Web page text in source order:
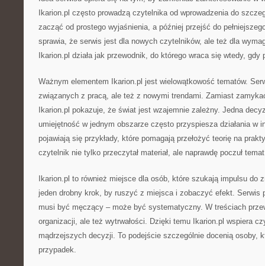
Ikarion.pl często prowadzą czytelnika od wprowadzenia do
zacząć od prostego wyjaśnienia, a później przejść do
sprawia, że serwis jest dla nowych czytelników, ale też dla
Ikarion.pl działa jak przewodnik, do którego wraca się wtedy, gdy
Ważnym elementem Ikarion.pl jest wielowątkowość tematów.
związanych z pracą, ale też z nowymi trendami. Zamiast
Ikarion.pl pokazuje, że świat jest wzajemnie zależny. Jedna
umiejętność w jednym obszarze często przyspiesza działania w
pojawiają się przykłady, które pomagają przełożyć teorię na
czytelnik nie tylko przeczytał materiał, ale naprawdę poczuł
Ikarion.pl to również miejsce dla osób, które szukają impulsu do
jeden drobny krok, by ruszyć z miejsca i zobaczyć efekt. Serwis
musi być męczący – może być systematyczny. W treściach
organizacji, ale też wytrwałości. Dzięki temu Ikarion.pl wspiera
mądrzejszych decyzji. To podejście szczególnie docenią osoby,
przypadek.